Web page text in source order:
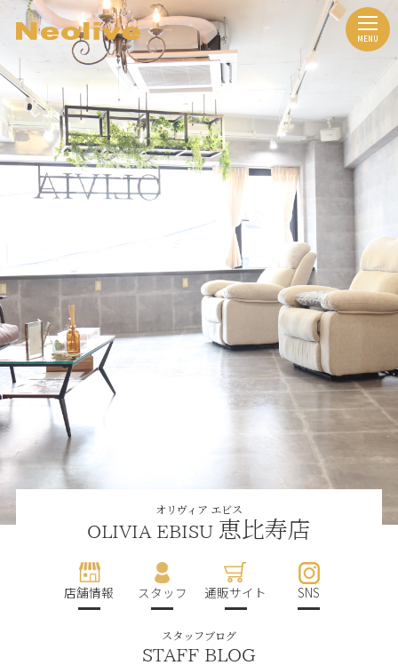
オリヴィア エビス
OLIVIA EBISU 恵比寿店
店舗情報 スタッフ 通販サイト SNS
スタッフブログ
STAFF BLOG